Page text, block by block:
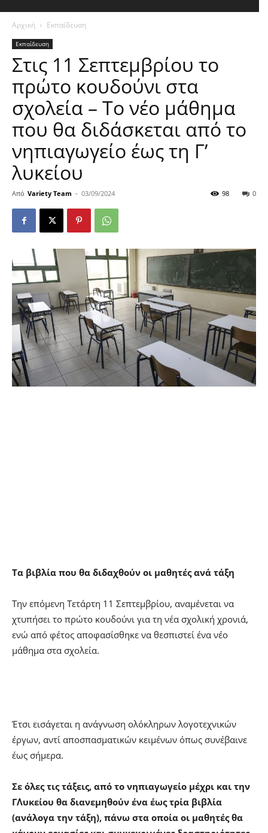
Αρχική Εκπαίδευση
Εκπαίδευση
Στις 11 Σεπτεμβρίου το
πρώτο κουδούνι στα
σχολεία – Το νέο μάθημα
που θα διδάσκεται από το
νηπιαγωγείο έως τη Γ’
λυκείου
Από Variety Team - 03/09/2024 0
98
Τα βιβλία που θα διδαχθούν οι μαθητές ανά τάξη
Την επόμενη Τετάρτη 11 Σεπτεμβρίου, αναμένεται να
χτυπήσει το πρώτο κουδούνι για τη νέα σχολική χρονιά,
ενώ από φέτος αποφασίσθηκε να θεσπιστεί ένα νέο
μάθημα στα σχολεία.
Έτσι εισάγεται η ανάγνωση ολόκληρων λογοτεχνικών
έργων, αντί αποσπασματικών κειμένων όπως συνέβαινε
έως σήμερα.
Σε όλες τις τάξεις, από το νηπιαγωγείο μέχρι και την
Γ΄Λυκείου θα διανεμηθούν ένα έως τρία βιβλία
(ανάλογα την τάξη), πάνω στα οποία οι μαθητές θα